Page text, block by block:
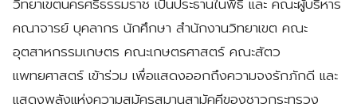
คณาจารย์ บุคลากร นักศึกษา สำนักงานวิทยาเขต คณะ
อุตสาหกรรมเกษตร คณะเกษตรศาสตร์ คณะสัตว
แพทยศาสตร์ เข้าร่วม เพื่อแสดงออกถึงความจงรักภักดี และ
แสดงพลังแห่งความสมัครสมานสามัคคีของชาวกระทรวง